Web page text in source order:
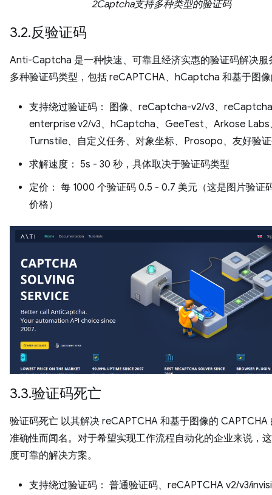
2Captcha支持多种类型的验证码
3.2.反验证码
Anti-Captcha 是一种快速、可靠且经济实惠的验证码解决服
多种验证码类型，包括 reCAPTCHA、hCaptcha 和基于图
支持绕过验证码： 图像、reCaptcha-v2/v3、reCaptcha
enterprise v2/v3、hCaptcha、GeeTest、Arkose Labs
Turnstile、自定义任务、对象坐标、Prosopo、友好验
求解速度： 5s - 30 秒，具体取决于验证码类型
定价： 每 1000 个验证码 0.5 - 0.7 美元（这是图片验证
价格）
3.3.验证码死亡
验证码死亡 以其解决 reCAPTCHA 和基于图像的 CAPTCHA
准确性而闻名。对于希望实现工作流程自动化的企业来说，
度可靠的解决方案。
支持绕过验证码： 普通验证码、reCAPTCHA v2/v3/